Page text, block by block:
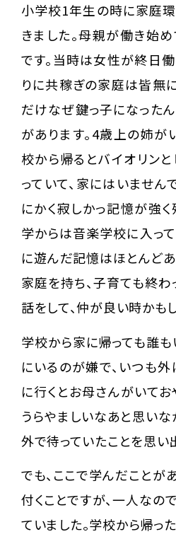
小学校1年生の時に家庭
きました。母親が働き始
です。当時は女性が終日
りに共稼ぎの家庭は皆無
だけなぜ鍵っ子になった
があります。4歳上の姉が
校から帰るとバイオリン
っていて、家にはいません
にかく寂しかっ記憶が強
学からは音楽学校に入っ
に遊んだ記憶はほとんど
家庭を持ち、子育ても終
話をして、仲が良い時かも
学校から家に帰っても誰
にいるのが嫌で、いつも
に行くとお母さんがいてお
うらやましいなあと思い
外で待っていたことを思い
でも、ここで学んだことが
付くことですが、一人な
ていました。学校から帰っ